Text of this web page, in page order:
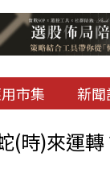
市集 新聞
(時)來運轉